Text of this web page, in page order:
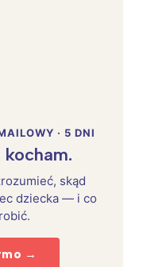
· 5 DNI
skąd
dziecka — i co
→